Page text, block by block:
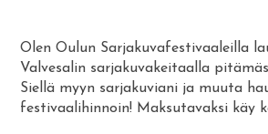
Olen Oulun Sarjakuvafestivaaleilla
Valvesalin sarjakuvakeitaalla
Siellä myyn sarjakuviani ja muuta
festivaalihinnoin! Maksutavaksi käy